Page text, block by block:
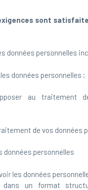
sont
données personnelles
données personnelles ;
au traitement
de vos données
données personnelles
les données
dans un format